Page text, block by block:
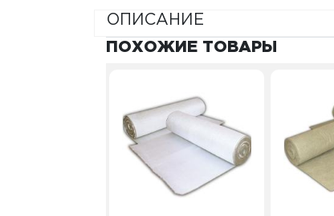
ОПИСАНИЕ
ПОХОЖИЕ ТОВАРЫ